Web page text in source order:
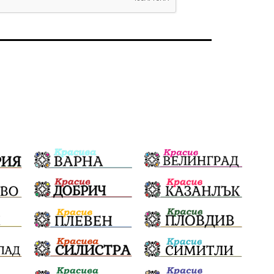
София Софийски общински съвет
катастрофа Любов
съвет Величие
Образование Борисов